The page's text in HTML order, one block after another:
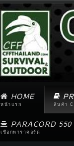
HOME
หน้าแรก สินค้า
PARACORD 550
เชือกพาราคอร์ด